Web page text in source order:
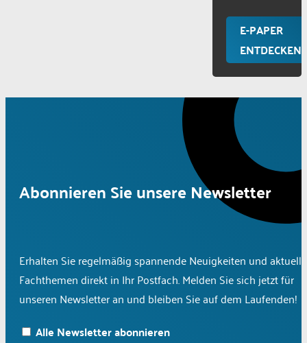
E-PAPER
ENTDECKEN
Abonnieren Sie unsere Newsletter
Erhalten Sie regelmäßig spannende Neuigkeiten und aktuelle
Fachthemen direkt in Ihr Postfach. Melden Sie sich jetzt für
unseren Newsletter an und bleiben Sie auf dem Laufenden!
Alle Newsletter abonnieren